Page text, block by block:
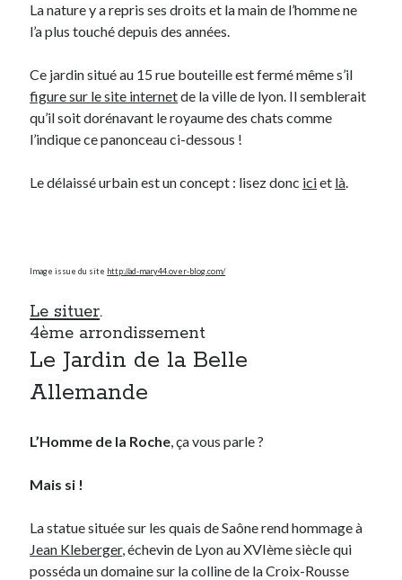
JF
Comment j’ai opéré ma vélorution toute personnelle
personnelle
Daddy
Geek
Green
Humeur
Lectures
Lyon
Mini-monsieur
Parole de Follower
Photos
Post inutile
Proust
La nature y a repris ses droits et la main de l’homme ne
l’a plus touché depuis des années.
Ce jardin situé au 15 rue bouteille est fermé même s’il
figure sur le site internetde la ville de lyon. Il semblerait
qu’il soit dorénavant le royaume des chats comme
l’indique ce panonceau ci-dessous !
Le délaissé urbain est un concept : lisez donc iciet là.
Image issue du site http://ad-mary44.over-blog.com/
Le situer.
4ème arrondissement
Le Jardin de la Belle
Allemande
L’Homme de la Roche, ça vous parle ?
Mais si !
La statue située sur les quais de Saône rend hommage à
Jean Kleberger, échevin de Lyon au XVIème siècle qui
posséda un domaine sur la colline de la Croix-Rousse